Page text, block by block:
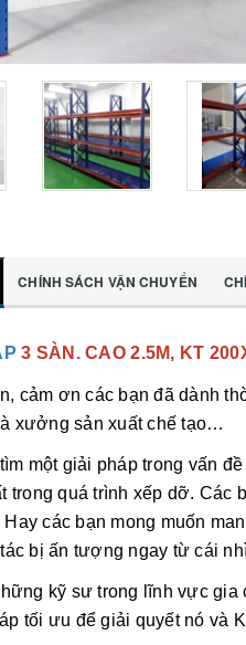
CHÍNH SÁCH VẬN CHUYỂN
3 SÀN. CAO 2.5M, KT
cảm ơn các bạn đã dành
xưởng sản xuất chế tạo…
một giải pháp trong vấn
trong quá trình xếp dỡ. Các
các bạn mong muốn
bị ấn tượng ngay từ cái
kỹ sư trong lĩnh vực gia
tối ưu để giải quyết nó và